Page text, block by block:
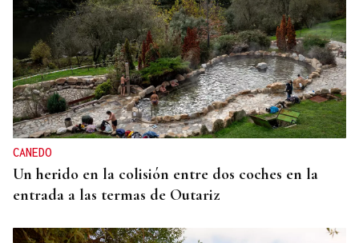
CANEDO
Un herido en la colisión entre dos coches en la
entrada a las termas de Outariz